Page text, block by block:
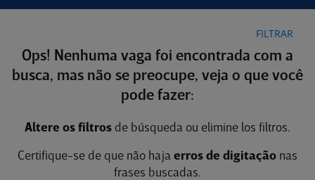
FILTRAR
Ops! Nenhuma vaga foi encontrada com a
busca, mas não se preocupe, veja o que você
pode fazer:
Altere os filtros de búsqueda ou elimine los filtros.
Certifique-se de que não haja erros de digitação nas
frases buscadas.